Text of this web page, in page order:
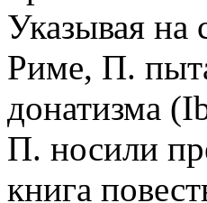
Указывая на
Риме, П.
донатизма
П. носили
книга